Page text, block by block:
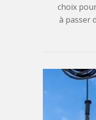
choix
à passer